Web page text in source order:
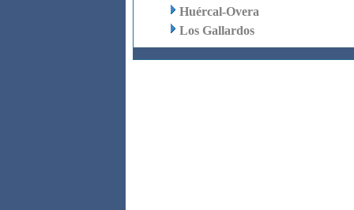
Huércal-Overa
Los Gallardos